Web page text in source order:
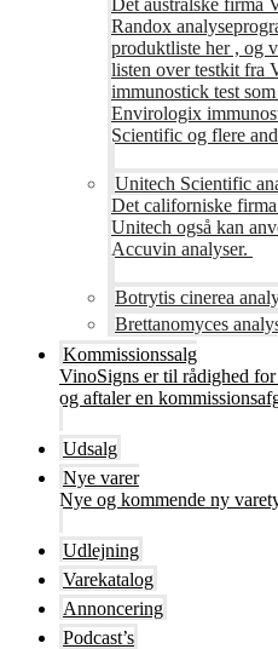
Det australske firma
Randox
produktliste her , og
listen over testkit fra
immunostick test
Envirologix
Scientific og flere
Unitech Scientific
Det californiske
Unitech også kan
Accuvin analyser.
Botrytis cinerea
Brettanomyces
Kommissionssalg
VinoSigns er til rådighed
og aftaler en
Udsalg
Nye varer
Nye og kommende ny
Udlejning
Varekatalog
Annoncering
Podcast’s